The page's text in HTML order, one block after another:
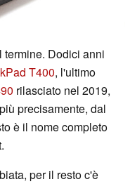
Dodici anni
T400, l'ultimo
rilasciato nel 2019,
precisamente, dal
è il nome completo
per il resto c'è